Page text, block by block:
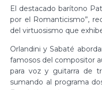
El destacado barítono
por el Romanticismo”,
del virtuosismo que
Orlandini y Sabaté
famosos del compositor
para voz y guitarra de
sumando al programa